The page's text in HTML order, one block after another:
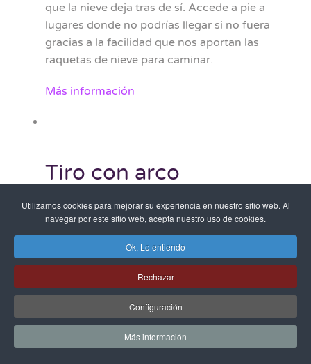
Utilizamos cookies para mejorar su experiencia en nuestro sitio web. Al
navegar por este sitio web, acepta nuestro uso de cookies.
Ok, Lo entiendo
Rechazar
Configuración
Más información
que la nieve deja tras de sí. Accede a pie a
lugares donde no podrías llegar si no fuera
gracias a la facilidad que nos aportan las
raquetas de nieve para caminar.
Más información
Tiro con arco
Terrestre
Toma tu posición, relájate, apunta, respira
hondo y... Dispara!
Siéntete como el auténtico Robbin Hood
disparando con un arco. Prueba puntería,
desafía a tus amigos y aprende las mejores
técnicas para ser un buen arquero.